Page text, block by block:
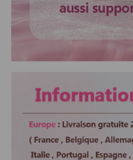
Colorable Oui